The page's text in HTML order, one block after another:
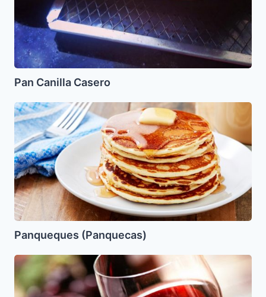
Pan Canilla Casero
Panqueques
(Panquecas)
Panqueques (Panquecas)
Vino
para
Shabath